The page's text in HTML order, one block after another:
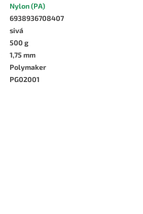
Nylon (PA)
6938936708407
sivá
500 g
1,75 mm
Polymaker
PG02001